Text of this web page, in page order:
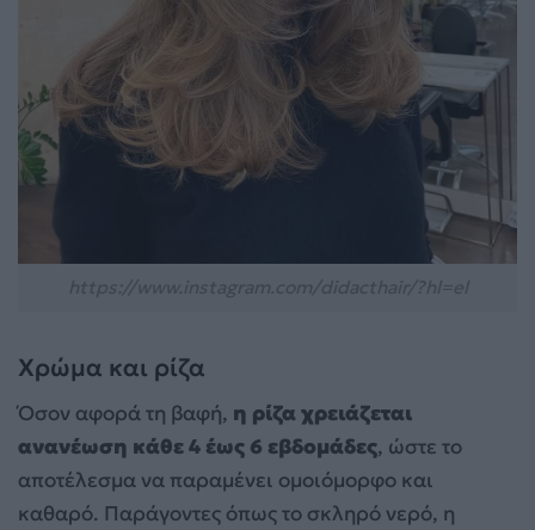
Χρώμα και ρίζα
Όσον αφορά τη βαφή, η ρίζα χρειάζεται
ανανέωση κάθε 4 έως 6 εβδομάδες, ώστε το
αποτέλεσμα να παραμένει ομοιόμορφο και
καθαρό. Παράγοντες όπως το σκληρό νερό, η